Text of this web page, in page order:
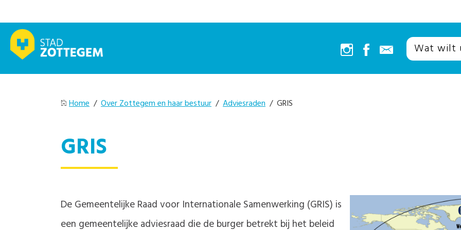
Home / Over Zottegem en haar bestuur / Adviesraden / GRIS
GRIS
De Gemeentelijke Raad voor Internationale Samenwerking (GRIS) is
een gemeentelijke adviesraad die de burger betrekt bij het beleid